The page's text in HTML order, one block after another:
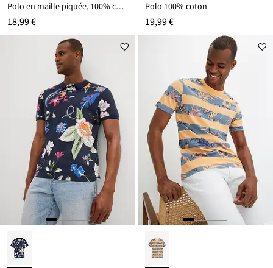
Polo en maille piquée, 100% coton
18,99 €
Polo 100% coton
19,99 €